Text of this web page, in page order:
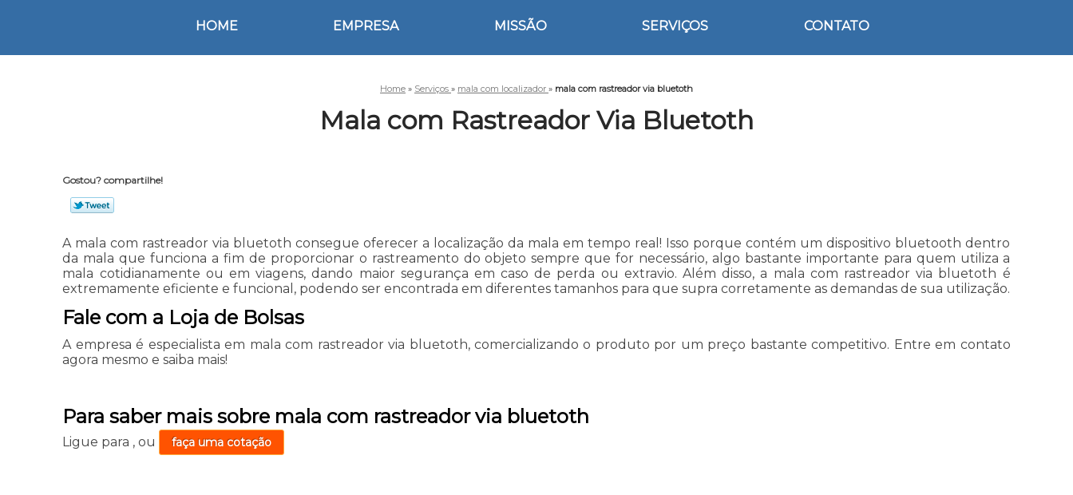
HOME EMPRESA MISSÃO SERVIÇOS CONTATO
Home » Serviços » mala com localizador » mala com rastreador via bluetoth
Mala com Rastreador Via Bluetoth
Gostou? compartilhe!
A mala com rastreador via bluetoth consegue oferecer a localização da mala em tempo real! Isso porque contém um dispositivo bluetooth dentro
da mala que funciona a fim de proporcionar o rastreamento do objeto sempre que for necessário, algo bastante importante para quem utiliza a
mala cotidianamente ou em viagens, dando maior segurança em caso de perda ou extravio. Além disso, a mala com rastreador via bluetoth é
extremamente eficiente e funcional, podendo ser encontrada em diferentes tamanhos para que supra corretamente as demandas de sua utilização.
Fale com a Loja de Bolsas
A empresa é especialista em mala com rastreador via bluetoth, comercializando o produto por um preço bastante competitivo. Entre em contato
agora mesmo e saiba mais!
Para saber mais sobre mala com rastreador via bluetoth
Ligue para ,ou faça uma cotação